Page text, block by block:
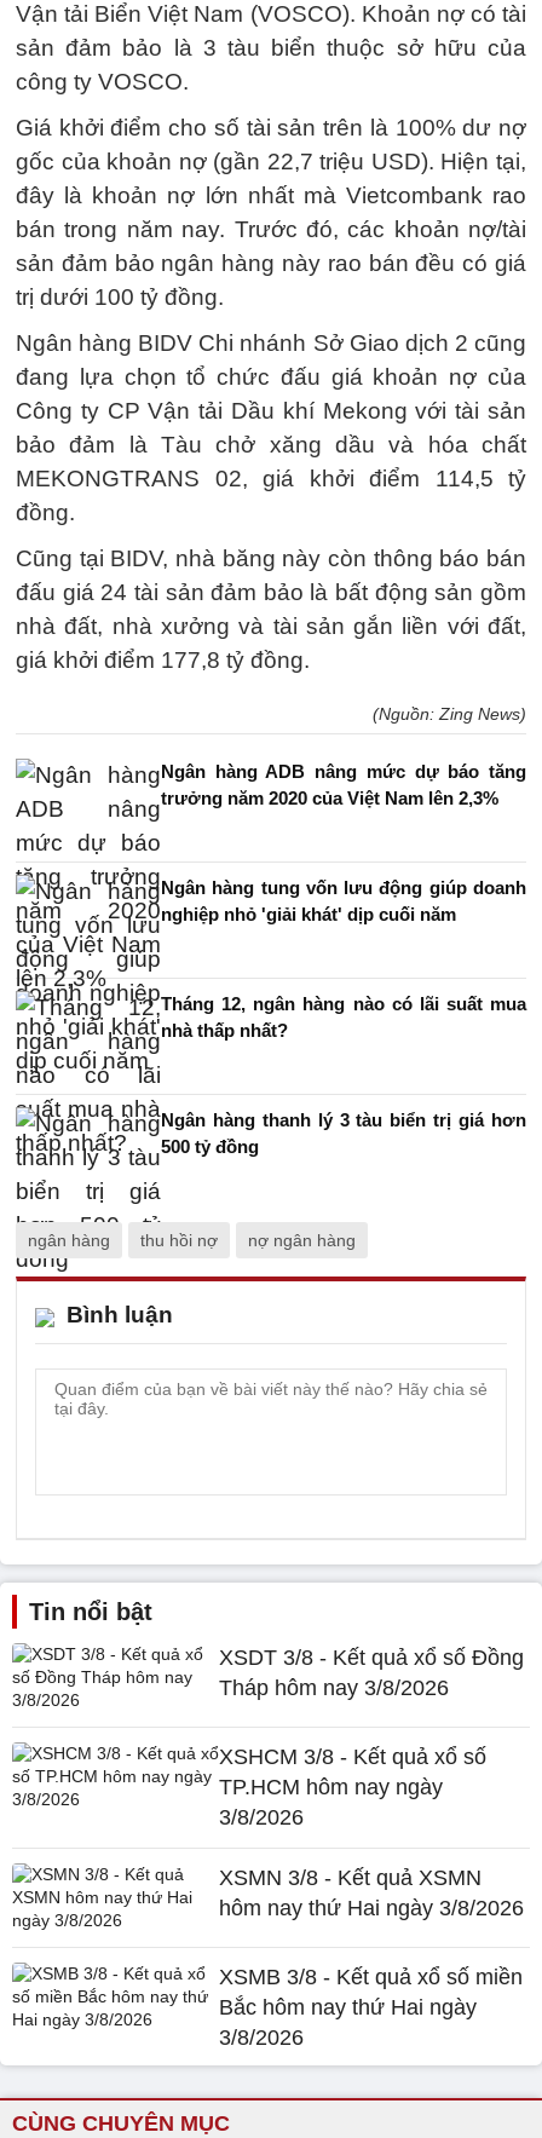
Vận tải Biển Việt Nam (VOSCO). Khoản nợ có tài
sản đảm bảo là 3 tàu biển thuộc sở hữu của
công ty VOSCO.
Giá khởi điểm cho số tài sản trên là 100% dư nợ
gốc của khoản nợ (gần 22,7 triệu USD). Hiện tại,
đây là khoản nợ lớn nhất mà Vietcombank rao
bán trong năm nay. Trước đó, các khoản nợ/tài
sản đảm bảo ngân hàng này rao bán đều có giá
trị dưới 100 tỷ đồng.
Ngân hàng BIDV Chi nhánh Sở Giao dịch 2 cũng
đang lựa chọn tổ chức đấu giá khoản nợ của
Công ty CP Vận tải Dầu khí Mekong với tài sản
bảo đảm là Tàu chở xăng dầu và hóa chất
MEKONGTRANS 02, giá khởi điểm 114,5 tỷ
đồng.
Cũng tại BIDV, nhà băng này còn thông báo bán
đấu giá 24 tài sản đảm bảo là bất động sản gồm
nhà đất, nhà xưởng và tài sản gắn liền với đất,
giá khởi điểm 177,8 tỷ đồng.
(Nguồn: Zing News)
Ngân hàng ADB nâng mức dự báo tăng
trưởng năm 2020 của Việt Nam lên 2,3%
Ngân hàng tung vốn lưu động giúp doanh
nghiệp nhỏ 'giải khát' dịp cuối năm
Tháng 12, ngân hàng nào có lãi suất mua
nhà thấp nhất?
Ngân hàng thanh lý 3 tàu biển trị giá hơn
500 tỷ đồng
ngân hàng thu hồi nợ nợ ngân hàng
Bình luận
Tin nổi bật
XSDT 3/8 - Kết quả xổ số Đồng
Tháp hôm nay 3/8/2026
XSHCM 3/8 - Kết quả xổ số
TP.HCM hôm nay ngày
3/8/2026
XSMN 3/8 - Kết quả XSMN
hôm nay thứ Hai ngày 3/8/2026
XSMB 3/8 - Kết quả xổ số miền
Bắc hôm nay thứ Hai ngày
3/8/2026
CÙNG CHUYÊN MỤC